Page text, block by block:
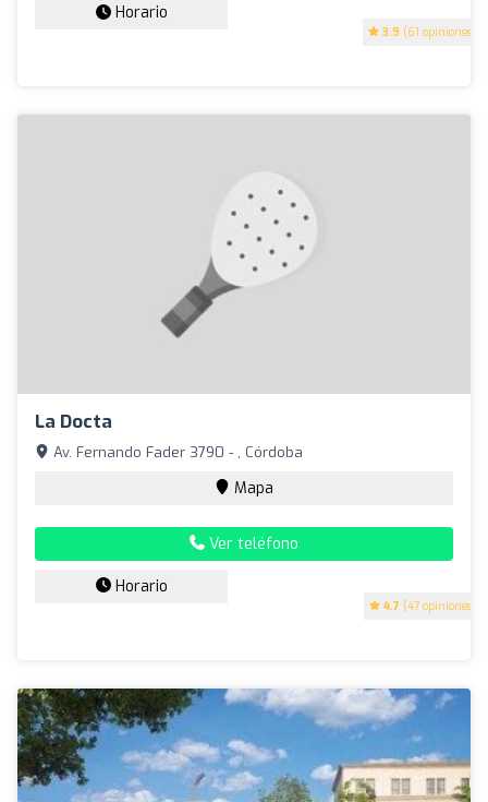
3.9 (61 opiniones)
Horario
La Docta
4.7 (47 opiniones)
Av. Fernando Fader 3790 - , Córdoba
Mapa
Ver teléfono
Horario